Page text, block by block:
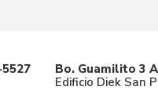
Bo. Guamilito 3
Edificio Diek San